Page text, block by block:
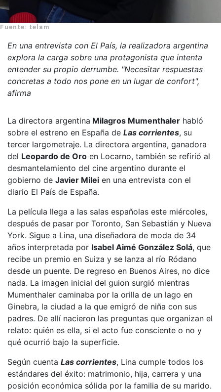
Fuente: telam
En una entrevista con El País, la realizadora argentina
explora la carga sobre una protagonista que intenta
entender su propio derrumbe. "Necesitar respuestas
concretas a todo nos pone en un lugar de confort",
afirma
La directora argentina Milagros Mumenthaler habló
sobre el estreno en España de Las corrientes, su
tercer largometraje. La directora argentina, ganadora
del Leopardo de Oro en Locarno, también se refirió al
desmantelamiento del cine argentino durante el
gobierno de Javier Milei en una entrevista con el
diario El País de España.
La película llega a las salas españolas este miércoles,
después de pasar por Toronto, San Sebastián y Nueva
York. Sigue a Lina, una diseñadora de moda de 34
años interpretada por Isabel Aimé González Solá, que
recibe un premio en Suiza y se lanza al río Ródano
desde un puente. De regreso en Buenos Aires, no dice
nada. La imagen inicial del guion surgió mientras
Mumenthaler caminaba por la orilla de un lago en
Ginebra, la ciudad a la que emigró de niña con sus
padres. De allí nacieron las preguntas que organizan el
relato: quién es ella, si el acto fue consciente o no y
qué ocurrió bajo la superficie.
Según cuenta Las corrientes, Lina cumple todos los
estándares del éxito: matrimonio, hija, carrera y una
posición económica sólida por la familia de su marido.